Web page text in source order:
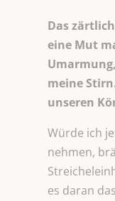
Das
eine Mut
meine
unseren
Würde ich
nehmen,
es daran